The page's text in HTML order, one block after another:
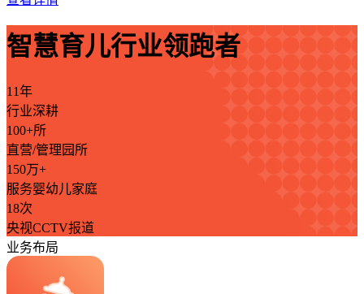
智慧育儿行业领跑者
11年
行业深耕
100+所
直营/管理园所
150万+
服务婴幼儿家庭
18次
央视CCTV报道
业务布局